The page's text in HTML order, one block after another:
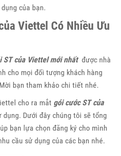
của bạn.
Viettel Có Nhiều Ưu
ST của Viettel mới nhất được nhà
cho mọi đối tượng khách hàng
bạn tham khảo chi tiết nhé.
cho ra mắt gói cước ST của
Dưới đây chúng tôi sẽ tổng
bạn lựa chọn đăng ký cho mình
cầu sử dụng của các bạn nhé.